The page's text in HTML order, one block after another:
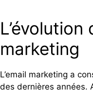
L’évolution
marketing
L’email marketing a
des dernières années.